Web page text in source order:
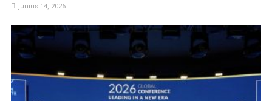
június 14, 2026